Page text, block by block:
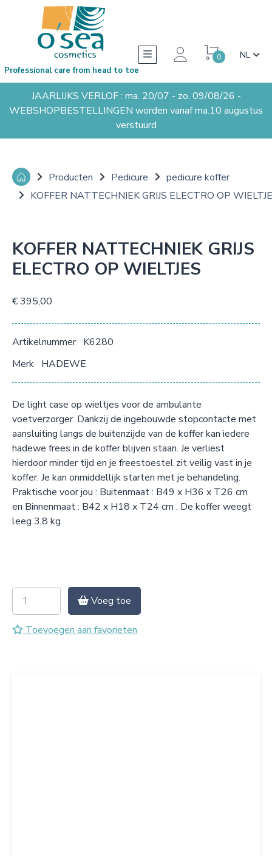
0 NL
Professional care from head to toe
JAARLIJKS VERLOF : ma. 20/07 - zo. 09/08/26 -
WEBSHOPBESTELLINGEN worden vanaf ma.10 augustus
verstuurd
Producten Pedicure
pedicure koffer
KOFFER NATTECHNIEK GRIJS ELECTRO OP
KOFFER NATTECHNIEK GRIJS
ELECTRO OP WIELTJES
€ 395,00
Artikelnummer K6280
Merk HADEWE
De light case op wieltjes voor de ambulante
voetverzorger. Dankzij de ingebouwde stopcontacte met
aansluiting langs de buitenzijde van de koffer kan iedere
hadewe frees in de koffer blijven staan. Je verliest
hierdoor minder tijd en je freestoestel zit veilig vast in je
koffer. Je kan onmiddellijk starten met je behandeling.
Praktische voor jou : Buitenmaat : B49 x H36 x T26 cm
en Binnenmaat : B42 x H18 x T24 cm . De koffer weegt
leeg 3,8 kg
Voeg toe
Toevoegen aan favorieten